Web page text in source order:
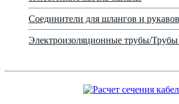
Соединители для шлангов и рукавов
Электроизоляционные трубы/